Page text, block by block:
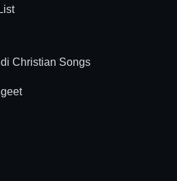
Christian Songs